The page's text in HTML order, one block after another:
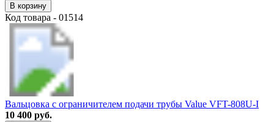
В корзину
Код товара - 01514
Вальцовка с ограничителем подачи трубы Value VFT-808U-I
10 400 руб.